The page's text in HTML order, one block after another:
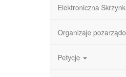
Elektroniczna
Organizaje
Petycje